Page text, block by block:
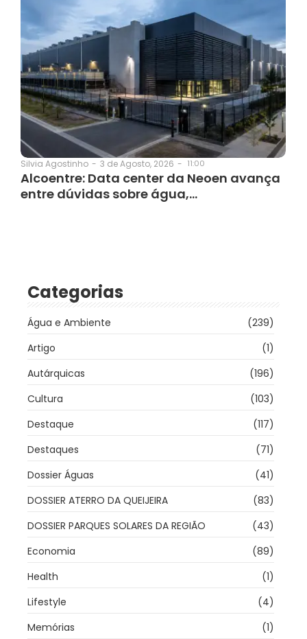
Silvia Agostinho - 3 de Agosto, 2026 - 11:00
Alcoentre: Data center da Neoen avança
entre dúvidas sobre água,…
Categorias
Água e Ambiente
(239)
Artigo
(1)
Autárquicas
(196)
Cultura
(103)
Destaque
(117)
Destaques
(71)
Dossier Águas
(41)
DOSSIER ATERRO DA QUEIJEIRA
(83)
DOSSIER PARQUES SOLARES DA REGIÃO
(43)
Economia
(89)
Health
(1)
Lifestyle
(4)
Memórias
(1)